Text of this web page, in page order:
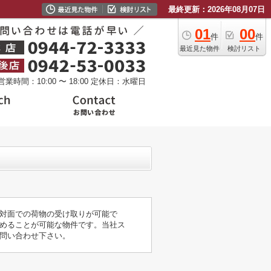
最終更新：2026年08月07日
01件
最近見た物件
00件
検討リスト
業時間：10:00 〜 18:00 定休日：水曜日
面での荷物の受け取りが可能で
ることが可能な物件です。当社ス
い合わせ下さい。